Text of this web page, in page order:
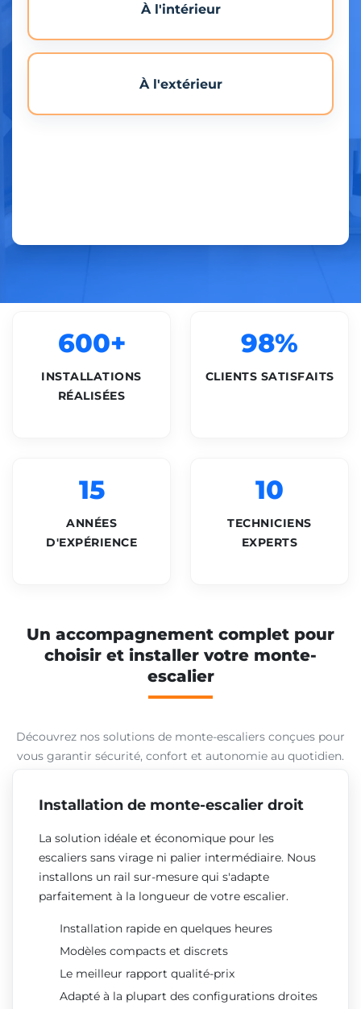
À l'intérieur
À l'extérieur
600+
INSTALLATIONS
RÉALISÉES
98%
CLIENTS SATISFAITS
15
ANNÉES
D'EXPÉRIENCE
10
TECHNICIENS
EXPERTS
Un accompagnement complet pour
choisir et installer votre monte-
escalier
Découvrez nos solutions de monte-escaliers conçues pour
vous garantir sécurité, confort et autonomie au quotidien.
Installation de monte-escalier droit
La solution idéale et économique pour les
escaliers sans virage ni palier intermédiaire. Nous
installons un rail sur-mesure qui s'adapte
parfaitement à la longueur de votre escalier.
Installation rapide en quelques heures
Modèles compacts et discrets
Le meilleur rapport qualité-prix
Adapté à la plupart des configurations droites